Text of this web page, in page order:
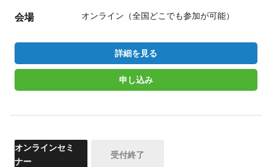
会場 オンライン（全国どこでも参加が可能）
詳細を見る
申し込み
オンラインセミ
ナー
受付終了